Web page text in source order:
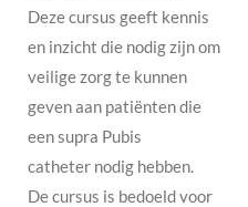
Deze cursus geeft kennis
en inzicht die nodig zijn om
veilige zorg te kunnen
geven aan patiënten die
een supra Pubis
catheter nodig hebben.
De cursus is bedoeld voor